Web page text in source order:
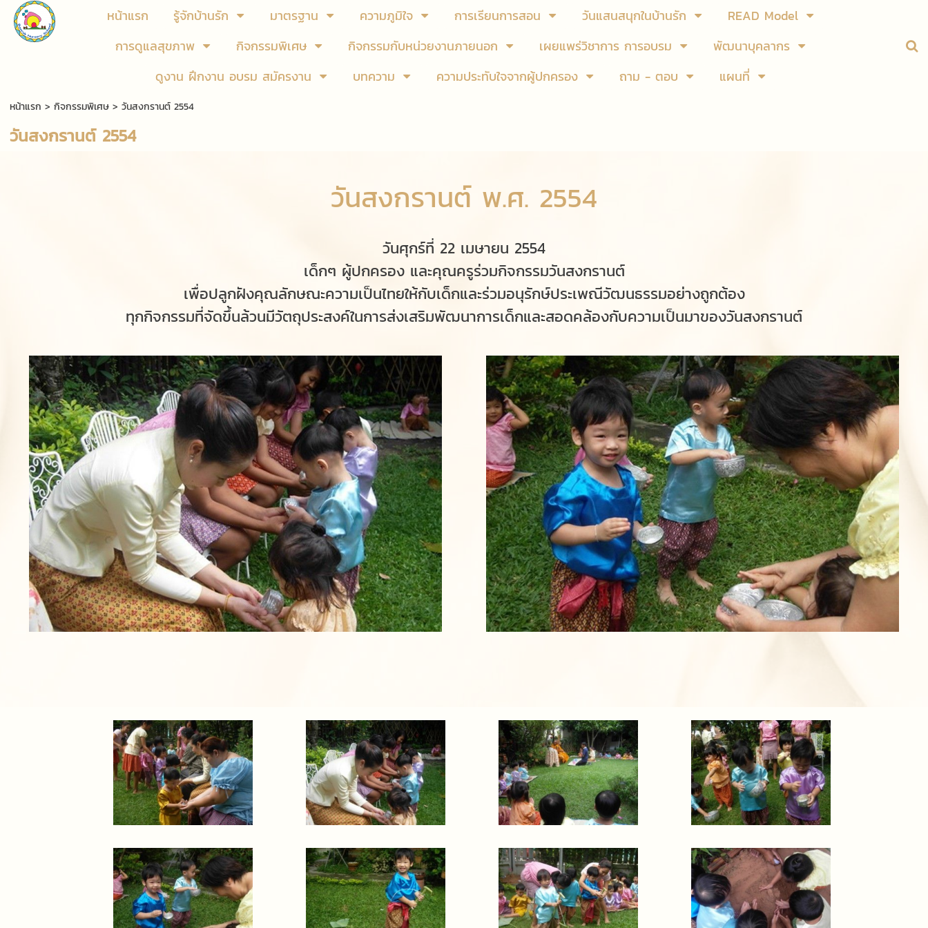
หน้าแรก รู้จักบ้านรัก มาตรฐาน ความภูมิใจ การเรียนการสอน วันแสนสนุกในบ้านรัก
READ Model
การดูแลสุขภาพ
กิจกรรมพิเศษ กิจกรรมกับหน่วยงานภายนอก เผยแพร่วิชาการ การอบรม
พัฒนาบุคลากร
ดูงาน ฝึกงาน อบรม สมัครงาน
บทความ ความประทับใจจากผู้ปกครอง ถาม - ตอบ แผนที่
หน้าแรก > กิจกรรมพิเศษ> วันสงกรานต์ 2554
วันสงกรานต์ 2554
วันสงกรานต์ พ.ศ. 2554
วันศุกร์ที่ 22 เมษายน 2554
เด็กๆ ผู้ปกครอง และคุณครูร่วมกิจกรรมวันสงกรานต์
เพื่อปลูกฝังคุณลักษณะความเป็นไทยให้กับเด็กและร่วมอนุรักษ์ประเพณีวัฒนธรรมอย่างถูกต้อง
ทุกกิจกรรมที่จัดขึ้นล้วนมีวัตถุประสงค์ในการส่งเสริมพัฒนาการเด็กและสอดคล้องกับความเป็นมาของวันสงกรานต์